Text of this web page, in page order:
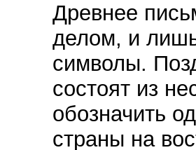
Древнее
делом, и лишь
символы.
состоят из
обозначить
страны на